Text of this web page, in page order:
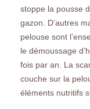
stoppe la pousse
gazon. D’autres
pelouse sont
le démoussage
fois par an. La
couche sur la
éléments nutritifs